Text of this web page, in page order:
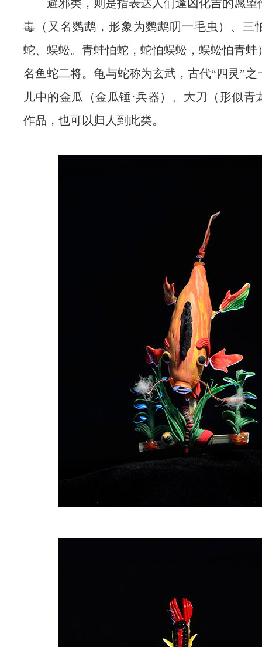
避邪类，则是指表达人们逢凶化吉的愿望
毒（又名鹦鹉，形象为鹦鹉叨一毛虫）、三
蛇、蜈蚣。青蛙怕蛇，蛇怕蜈蚣，蜈蚣怕青蛙
名鱼蛇二将。龟与蛇称为玄武，古代“四灵”之
儿中的金瓜（金瓜锤·兵器）、大刀（形似青
作品，也可以归人到此类。